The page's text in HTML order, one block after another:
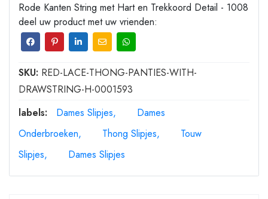
Rode Kanten String met Hart en Trekkoord Detail - 1008
deel uw product met uw vrienden:
SKU: RED-LACE-THONG-PANTIES-WITH-
DRAWSTRING-H-0001593
labels:
Dames Slipjes
Dames
Onderbroeken
Thong Slipjes
Touw
Slipjes
Dames Slipjes